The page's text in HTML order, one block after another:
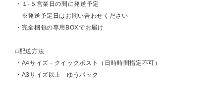
・１-５営業日の間に発送予定
※発送予定日はお問い合わせください
・完全梱包の専用BOXでお届け
□配送方法
・A4サイズ - クイックポスト（日時時間指定不可）
・A3サイズ以上 - ゆうパック